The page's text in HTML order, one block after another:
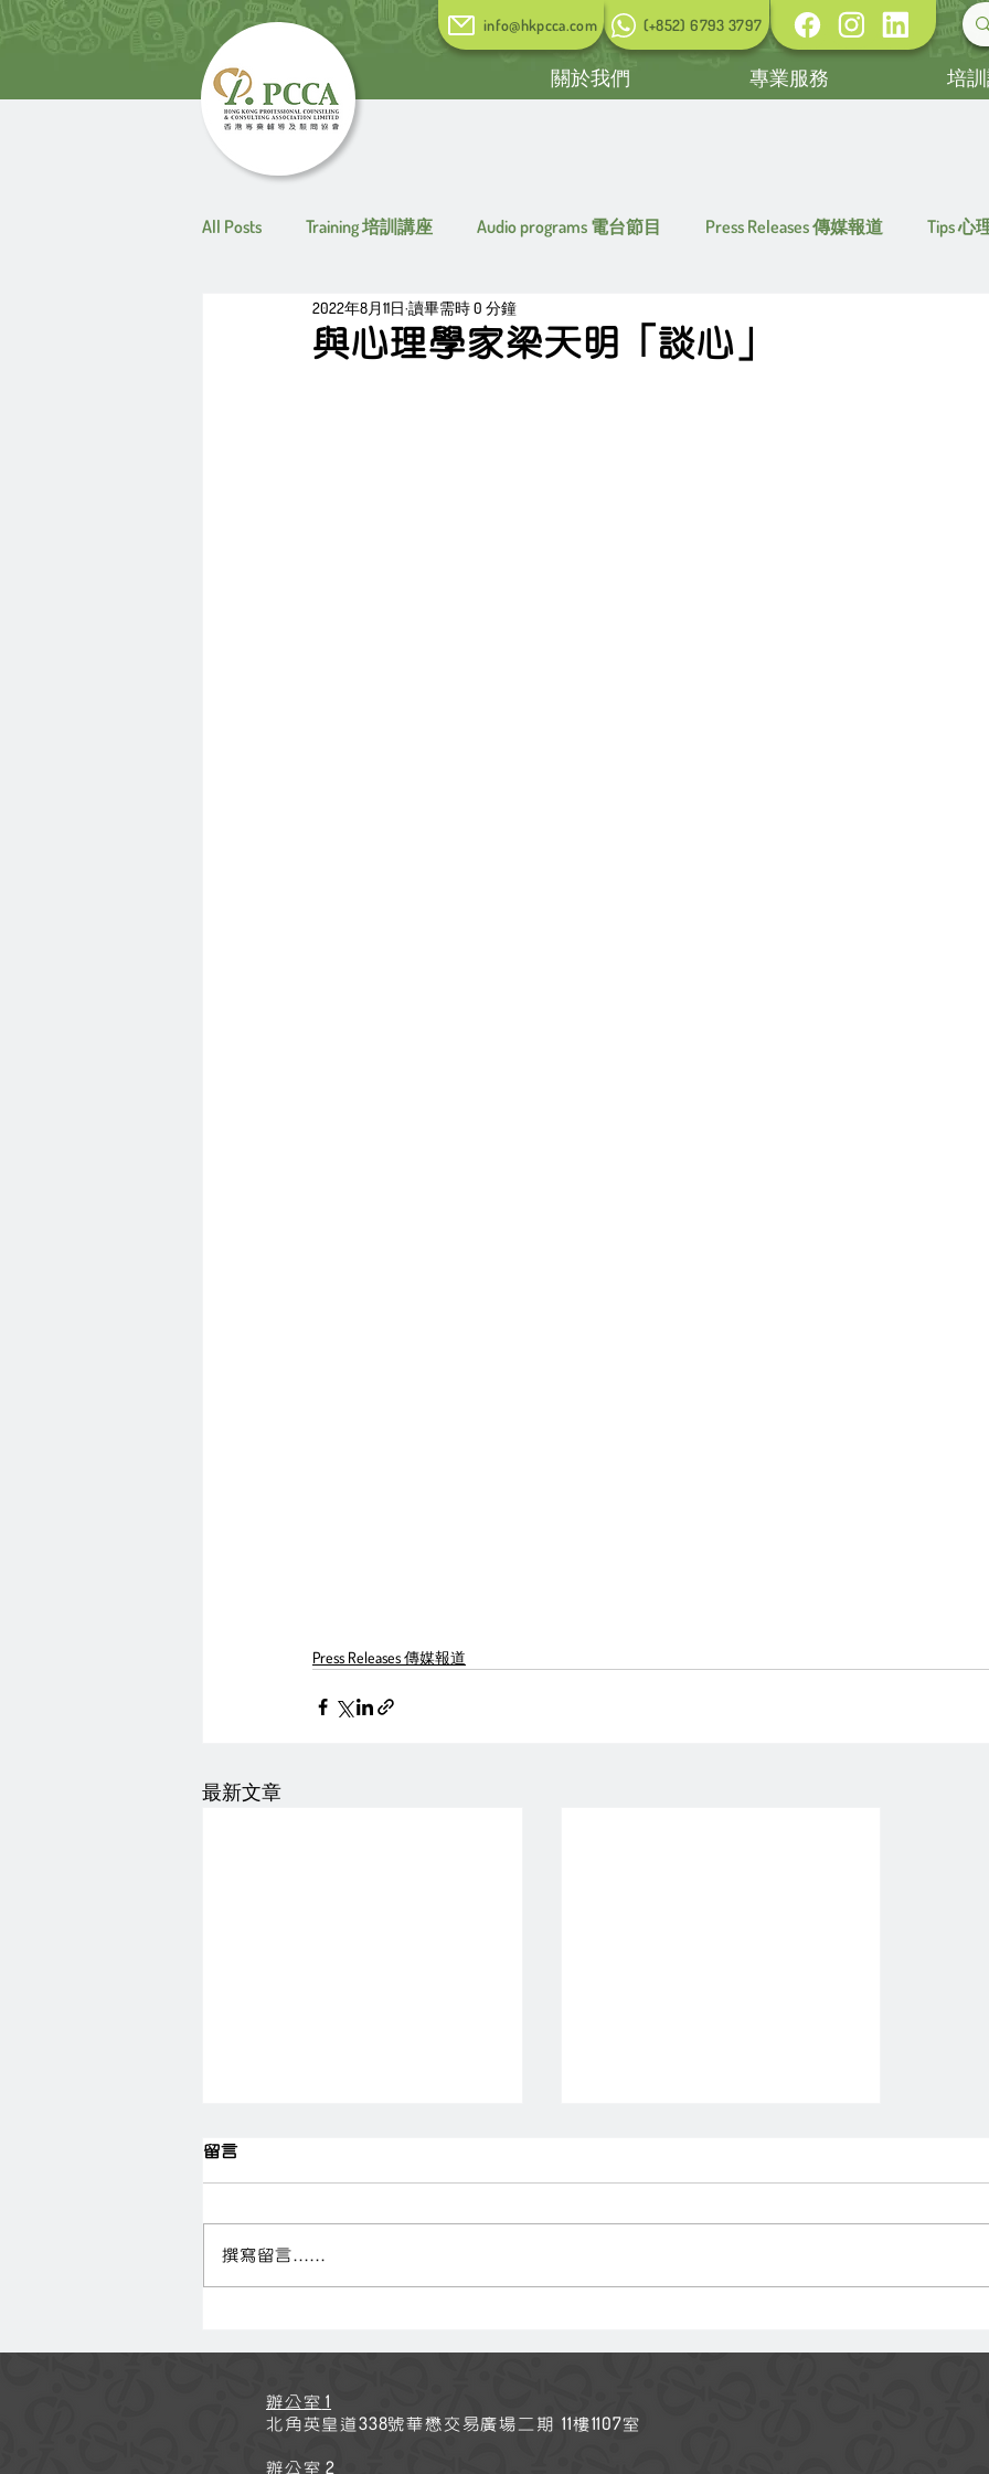
(+852) 6793 3797
info@hkpcca.com
關於我們 專業服務 培
All Posts Training 培訓講座 Audio programs 電台節目 Press Releases 傳媒報道 Tips 心
與心理學家梁天明「談心」
2022年8月11日 讀畢需時 0 分鐘
Press Releases 傳媒報道
最新文章
獎勵好孩子
留言
撰寫留言......
辦公室 1
北角英皇道338號華懋交易廣場二期11樓1107室
辦公室 2